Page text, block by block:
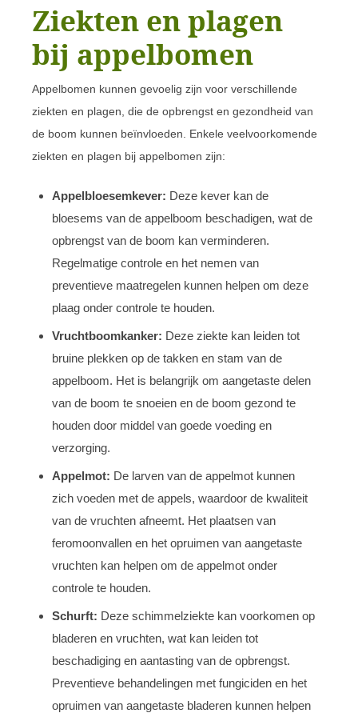
Ziekten en plagen
bij appelbomen
Appelbomen kunnen gevoelig zijn voor verschillende
ziekten en plagen, die de opbrengst en gezondheid van
de boom kunnen beïnvloeden. Enkele veelvoorkomende
ziekten en plagen bij appelbomen zijn:
Appelbloesemkever: Deze kever kan de
bloesems van de appelboom beschadigen, wat de
opbrengst van de boom kan verminderen.
Regelmatige controle en het nemen van
preventieve maatregelen kunnen helpen om deze
plaag onder controle te houden.
Vruchtboomkanker: Deze ziekte kan leiden tot
bruine plekken op de takken en stam van de
appelboom. Het is belangrijk om aangetaste delen
van de boom te snoeien en de boom gezond te
houden door middel van goede voeding en
verzorging.
Appelmot: De larven van de appelmot kunnen
zich voeden met de appels, waardoor de kwaliteit
van de vruchten afneemt. Het plaatsen van
feromoonvallen en het opruimen van aangetaste
vruchten kan helpen om de appelmot onder
controle te houden.
Schurft: Deze schimmelziekte kan voorkomen op
bladeren en vruchten, wat kan leiden tot
beschadiging en aantasting van de opbrengst.
Preventieve behandelingen met fungiciden en het
opruimen van aangetaste bladeren kunnen helpen